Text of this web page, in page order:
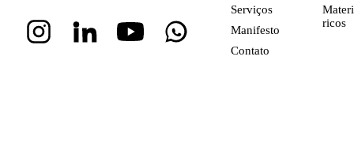
Serviços
Manifesto
Contato
ricos